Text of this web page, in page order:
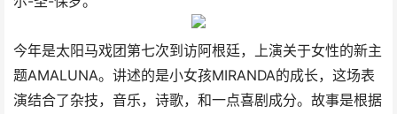
今年是太阳马戏团第七次到访阿根廷，上演关于女性的新主
题AMALUNA。讲述的是小女孩MIRANDA的成长，这场表
演结合了杂技，音乐，诗歌，和一点喜剧成分。故事是根据